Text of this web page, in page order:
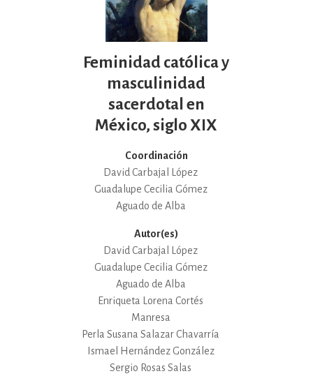
Feminidad católica y
masculinidad
sacerdotal en
México, siglo XIX
Coordinación
David Carbajal López
Guadalupe Cecilia Gómez
Aguado de Alba
Autor(es)
David Carbajal López
Guadalupe Cecilia Gómez
Aguado de Alba
Enriqueta Lorena Cortés
Manresa
Perla Susana Salazar Chavarría
Ismael Hernández González
Sergio Rosas Salas